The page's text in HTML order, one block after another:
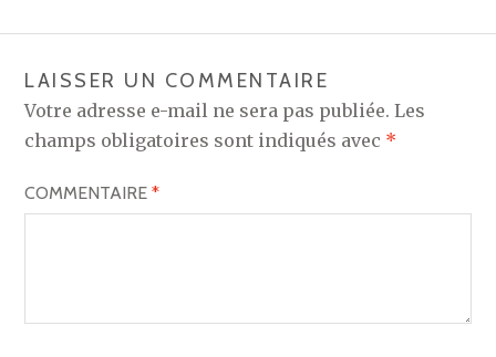
LAISSER UN COMMENTAIRE
Votre adresse e-mail ne sera pas publiée. Les
champs obligatoires sont indiqués avec *
COMMENTAIRE*